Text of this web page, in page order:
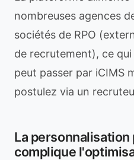
nombreuses agences
sociétés de RPO
de recrutement), ce
peut passer par iCIMS
postulez via un
La
complique